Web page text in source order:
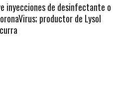
inyecciones de desinfectante o
productor de Lysol